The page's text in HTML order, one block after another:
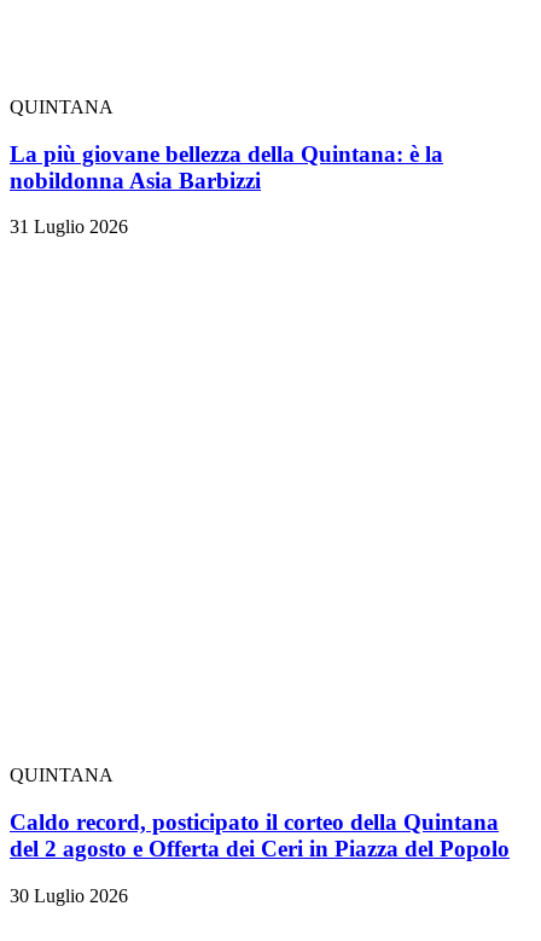
QUINTANA
La più giovane bellezza della Quintana: è la
nobildonna Asia Barbizzi
31 Luglio 2026
QUINTANA
Caldo record, posticipato il corteo della Quintana
del 2 agosto e Offerta dei Ceri in Piazza del Popolo
30 Luglio 2026